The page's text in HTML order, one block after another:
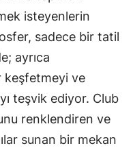
isteyenlerin
sadece bir tatil
ayrıca
keşfetmeyi ve
teşvik ediyor. Club
renklendiren ve
sunan bir mekan